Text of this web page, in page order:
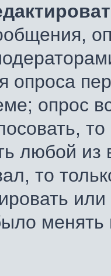
опроса
опрос
любой из
то